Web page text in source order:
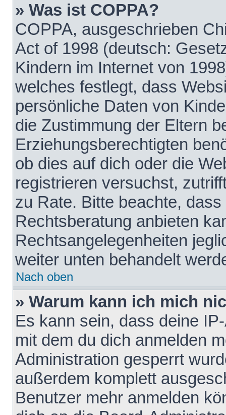
» Was ist COPPA?
COPPA, ausgeschrieben
Act of 1998 (deutsch:
Kindern im Internet von
welches festlegt, dass
persönliche Daten von
die Zustimmung der Eltern
Erziehungsberechtigten
ob dies auf dich oder die
registrieren versuchst,
zu Rate. Bitte beachte,
Rechtsberatung anbieten
Rechtsangelegenheiten
weiter unten behandelt
Nach oben
» Warum kann ich mich
Es kann sein, dass deine
mit dem du dich anmelden
Administration gesperrt
außerdem komplett
Benutzer mehr anmelden